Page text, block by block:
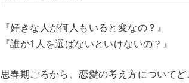
『好きな人が何人もいると変なの？』
『誰か1人を選ばないといけないの？』
思春期ごろから、恋愛の考え方について